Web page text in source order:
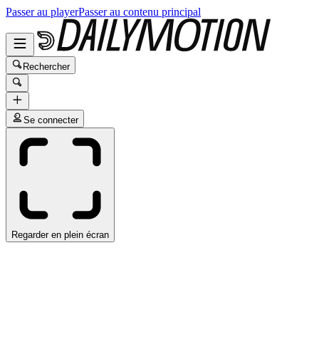
Passer au playerPasser au contenu principal
Rechercher
Se connecter
Regarder en plein écran